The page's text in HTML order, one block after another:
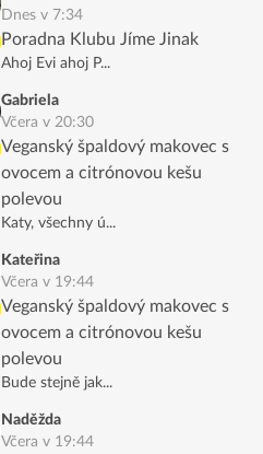
Dnes v 7:34
Poradna Klubu Jíme Jinak
Ahoj Evi ahoj P...
Gabriela
Včera v 20:30
Veganský špaldový makovec s
ovocem a citrónovou kešu
polevou
Katy, všechny ú...
Kateřina
Včera v 19:44
Veganský špaldový makovec s
ovocem a citrónovou kešu
polevou
Bude stejně jak...
Naděžda
Včera v 19:44